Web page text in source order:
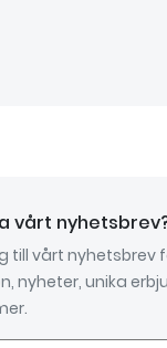
vårt
till vårt nyhetsbrev
nyheter, unika